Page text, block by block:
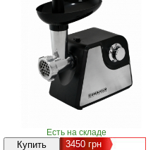
Есть на складе
3450 грн